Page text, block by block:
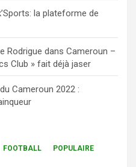
la plateforme de
Rodrigue dans Cameroun –
Club » fait déjà jaser
Cameroun 2022 :
FOOTBALL
POPULAIRE